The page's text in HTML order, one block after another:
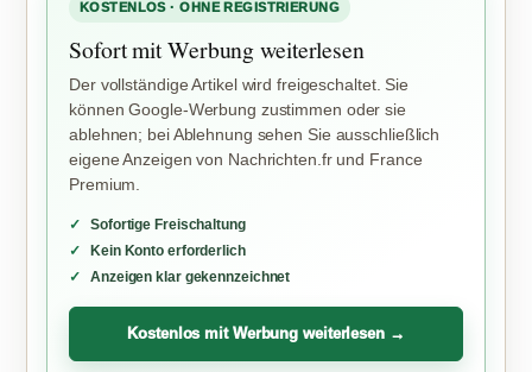
KOSTENLOS · OHNE REGISTRIERUNG
Sofort mit Werbung weiterlesen
Der vollständige Artikel wird freigeschaltet. Sie
können Google-Werbung zustimmen oder sie
ablehnen; bei Ablehnung sehen Sie ausschließlich
eigene Anzeigen von Nachrichten.fr und France
Premium.
Sofortige Freischaltung
Kein Konto erforderlich
Anzeigen klar gekennzeichnet
Kostenlos mit Werbung weiterlesen →